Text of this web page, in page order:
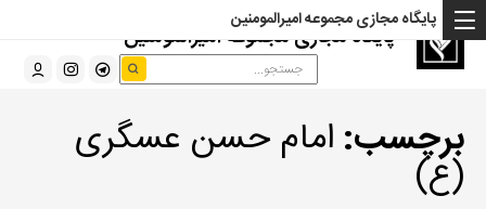
پایگاه مجازی مجموعه امیرالمومنین
پایگاه مجازی مجموعه امیرالمومنین
برچسب: امام حسن عسگری
(ع)